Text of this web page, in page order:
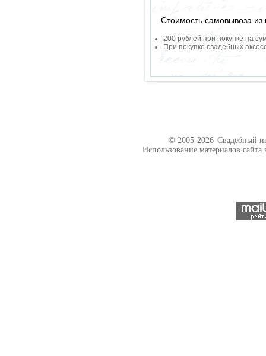
Стоимость самовывоза из
200 рублей при покупке на
При покупке свадебных
© 2005-2026 Свадебный
Использование материалов